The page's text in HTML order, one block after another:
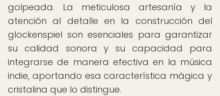
golpeada. La meticulosa artesanía y la
atención al detalle en la construcción del
glockenspiel son esenciales para garantizar
su calidad sonora y su capacidad para
integrarse de manera efectiva en la música
indie, aportando esa característica mágica y
cristalina que lo distingue.